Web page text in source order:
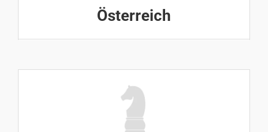
Österreich